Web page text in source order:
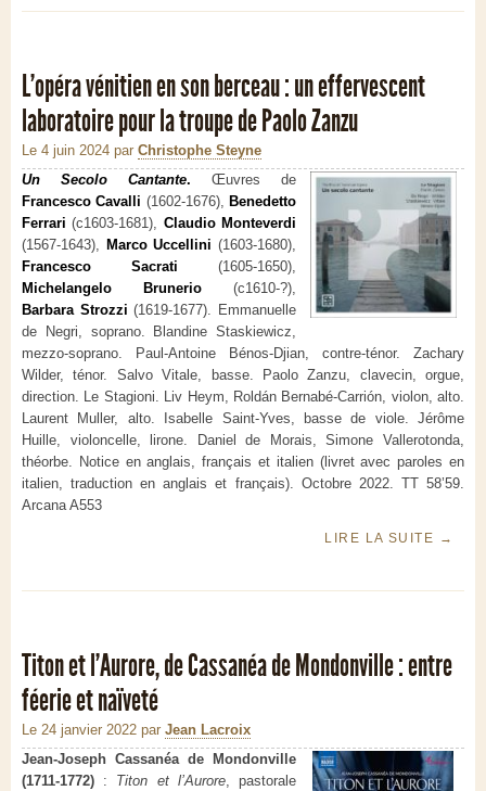
L’opéra vénitien en son berceau : un effervescent
laboratoire pour la troupe de Paolo Zanzu
Le 4 juin 2024 par Christophe Steyne
Un Secolo Cantante. Œuvres de
Francesco Cavalli (1602-1676), Benedetto
Ferrari (c1603-1681), Claudio Monteverdi
(1567-1643), Marco Uccellini (1603-1680),
Francesco Sacrati (1605-1650),
Michelangelo Brunerio (c1610-?),
Barbara Strozzi (1619-1677). Emmanuelle
de Negri, soprano. Blandine Staskiewicz,
mezzo-soprano. Paul-Antoine Bénos-Djian, contre-ténor. Zachary
Wilder, ténor. Salvo Vitale, basse. Paolo Zanzu, clavecin, orgue,
direction. Le Stagioni. Liv Heym, Roldán Bernabé-Carrión, violon, alto.
Laurent Muller, alto. Isabelle Saint-Yves, basse de viole. Jérôme
Huille, violoncelle, lirone. Daniel de Morais, Simone Vallerotonda,
théorbe. Notice en anglais, français et italien (livret avec paroles en
italien, traduction en anglais et français). Octobre 2022. TT 58’59.
Arcana A553
LIRE LA SUITE →
Titon et l’Aurore, de Cassanéa de Mondonville : entre
féerie et naïveté
Le 24 janvier 2022 par Jean Lacroix
Jean-Joseph Cassanéa de Mondonville
(1711-1772) : Titon et l’Aurore, pastorale